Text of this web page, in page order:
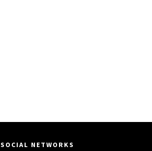
SOCIAL NETWORKS